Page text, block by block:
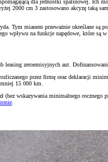
dla jednostki spalinowej.
2000 cm 3 zastosowano akcyzę taką
Tym mianem przeważnie określane są
wpływu na funkcje napędowe, które
zeroemisyjnych aut.
przez firmę oraz deklaracji
15 000 km.
(bez wskazywania minimalnego